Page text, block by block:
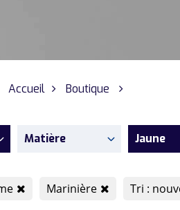
Accueil Boutique
Matière Jaune
Marinière Tri :